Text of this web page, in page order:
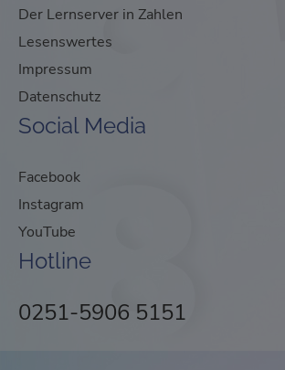
Der Lernserver in Zahlen
Lesenswertes
Impressum
Datenschutz
Social Media
Facebook
Instagram
YouTube
Hotline
0251-5906 5151